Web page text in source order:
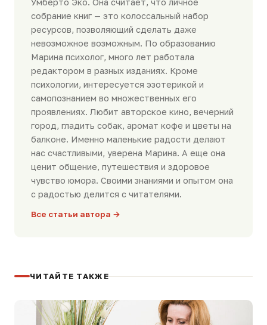
собрание книг — это колоссальный набор
ресурсов, позволяющий сделать даже
невозможное возможным. По образованию
Марина психолог, много лет работала
редактором в разных изданиях. Кроме
психологии, интересуется эзотерикой и
самопознанием во множественных его
проявлениях. Любит авторское кино, вечерний
город, гладить собак, аромат кофе и цветы на
балконе. Именно маленькие радости делают
нас счастливыми, уверена Марина. А еще она
ценит общение, путешествия и здоровое
чувство юмора. Своими знаниями и опытом она
с радостью делится с читателями.
Все статьи автора →
ЧИТАЙТЕ ТАКЖЕ